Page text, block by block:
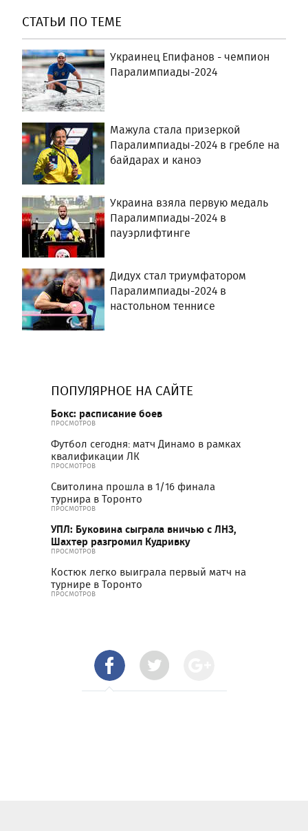
СТАТЬИ ПО ТЕМЕ
Украинец Епифанов - чемпион
Паралимпиады-2024
Мажула стала призеркой
Паралимпиады-2024 в гребле на
байдарах и каноэ
Украина взяла первую медаль
Паралимпиады-2024 в
пауэрлифтинге
Дидух стал триумфатором
Паралимпиады-2024 в
настольном теннисе
ПОПУЛЯРНОЕ НА САЙТЕ
Бокс: расписание боев
ПРОСМОТРОВ
Футбол сегодня: матч Динамо в рамках
квалификации ЛК
ПРОСМОТРОВ
Свитолина прошла в 1/16 финала
турнира в Торонто
ПРОСМОТРОВ
УПЛ: Буковина сыграла вничью с ЛНЗ,
Шахтер разгромил Кудривку
ПРОСМОТРОВ
Костюк легко выиграла первый матч на
турнире в Торонто
ПРОСМОТРОВ